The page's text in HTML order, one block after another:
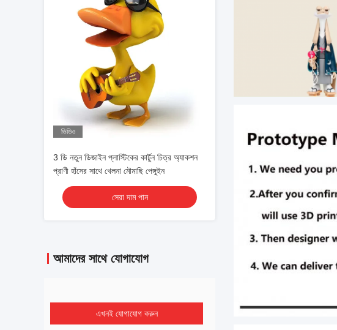
ভিডিও
3 ডি নতুন ডিজাইন প্লাস্টিকের কার্টুন চিত্র অ্যাকশন
প্রাণী হাঁসের সাথে খেলনা মৌমাছি পেঙ্গুইন
সেরা দাম পান
আমাদের সাথে যোগাযোগ
এখনই যোগাযোগ করুন